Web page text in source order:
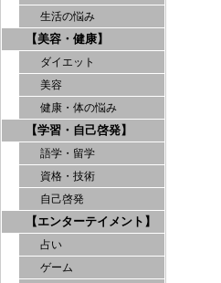
生活の悩み
【美容・健康】
ダイエット
美容
健康・体の悩み
【学習・自己啓発】
語学・留学
資格・技術
自己啓発
【エンターテイメント】
占い
ゲーム